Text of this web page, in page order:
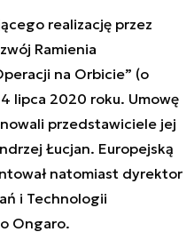
realizację przez
Ramienia
na Orbicie” (o
lipca 2020 roku. Umowę
przedstawiciele jej
Łucjan. Europejską
natomiast dyrektor
i Technologii
Ongaro.